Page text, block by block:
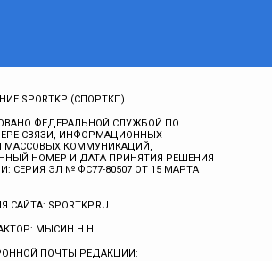
SPORTKP (СПОРТКП)
ФЕДЕРАЛЬНОЙ СЛУЖБОЙ ПО
СВЯЗИ, ИНФОРМАЦИОННЫХ
МАССОВЫХ КОММУНИКАЦИЙ,
НОМЕР И ДАТА ПРИНЯТИЯ РЕШЕНИЯ
СЕРИЯ ЭЛ № ФС77-80507 ОТ 15 МАРТА
SPORTKP.RU
МЫСИН Н.Н.
ПОЧТЫ РЕДАКЦИИ: